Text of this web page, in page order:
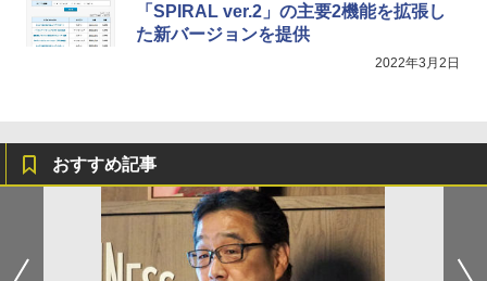
「SPIRAL ver.2」の主要2機能を拡張し
た新バージョンを提供
2022年3月2日
おすすめ記事